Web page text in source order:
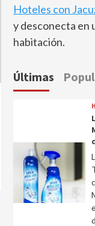
Hoteles con
y desconecta en
habitación.
Últimas